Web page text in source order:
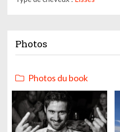
Photos
Photos du book